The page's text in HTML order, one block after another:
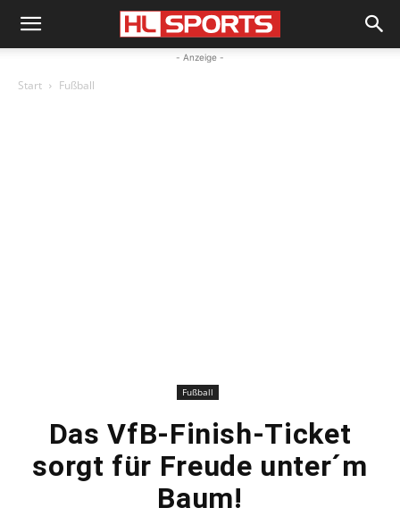
- Anzeige -
Start Fußball
Fußball
Das VfB-Finish-Ticket
sorgt für Freude unter´m
Baum!